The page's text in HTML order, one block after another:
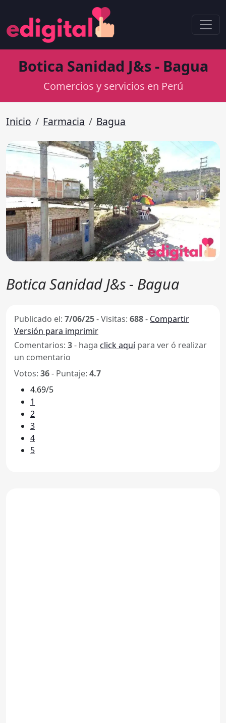
Botica Sanidad J&s - Bagua
Comercios y servicios en Perú
Inicio Farmacia Bagua
Botica Sanidad J&s - Bagua
Publicado el: 7/06/25-Visitas: 688- Compartir
Versión para imprimir
Comentarios: 3- haga click aquípara ver ó realizar
un comentario
Votos: 36- Puntaje: 4.7
4.69/5
1
2
3
4
5